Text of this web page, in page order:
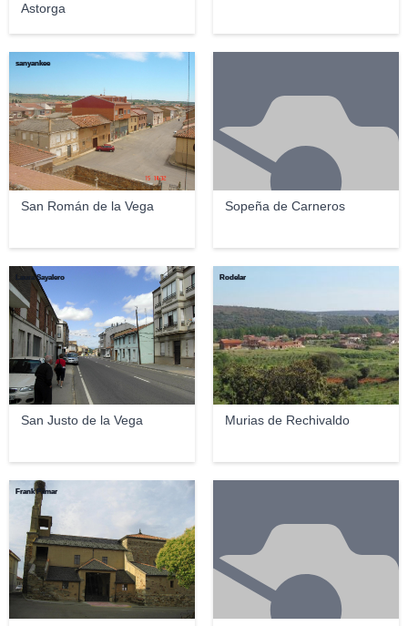
Astorga
San Román de la Vega
sanyankee
Sopeña de Carneros
San Justo de la Vega
Laura Sayalero
Murias de Rechivaldo
Rodelar
Frank Pámar